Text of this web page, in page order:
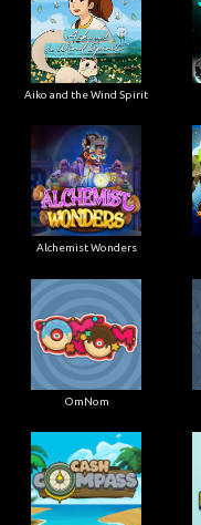
Aiko and the Wind Spirit
Alchemist Wonders
OmNom